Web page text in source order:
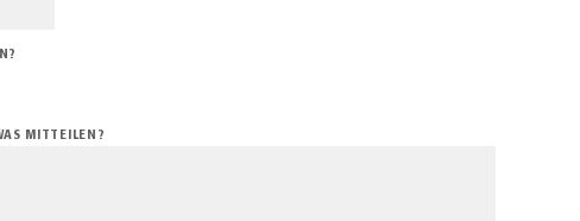
MITTEILEN?